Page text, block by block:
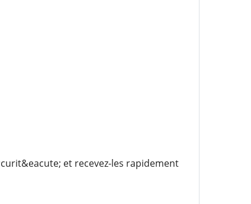
et recevez-les rapidement